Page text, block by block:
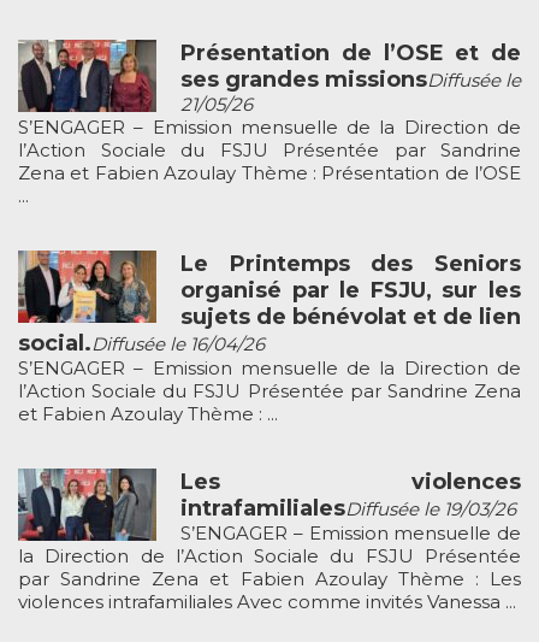
Présentation de l’OSE et de
ses grandes missionsDiffusée le
21/05/26
S’ENGAGER – Emission mensuelle de la Direction de
l’Action Sociale du FSJU Présentée par Sandrine
Zena et Fabien Azoulay Thème : Présentation de l’OSE
...
Le Printemps des Seniors
organisé par le FSJU, sur les
sujets de bénévolat et de lien
social.Diffusée le 16/04/26
S’ENGAGER – Emission mensuelle de la Direction de
l’Action Sociale du FSJU Présentée par Sandrine Zena
et Fabien Azoulay Thème : ...
Les violences
intrafamilialesDiffusée le 19/03/26
S’ENGAGER – Emission mensuelle de
la Direction de l’Action Sociale du FSJU Présentée
par Sandrine Zena et Fabien Azoulay Thème : Les
violences intrafamiliales Avec comme invités Vanessa ...